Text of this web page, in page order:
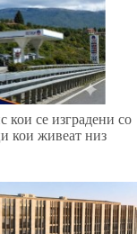
кои се изградени со
кои живеат низ